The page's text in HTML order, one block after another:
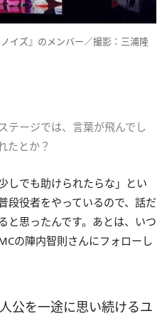
イズ』のメンバー／撮影：三浦隆
ージでは、言葉が飛んでし
たとか？
しでも助けられたらな」とい
段役者をやっているので、話だ
と思ったんです。あとは、いつ
の陣内智則さんにフォローし
公を一途に思い続けるユ